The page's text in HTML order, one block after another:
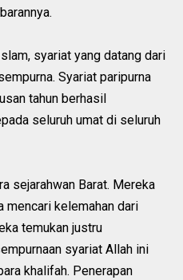
syariat yang datang dari
Syariat paripurna
tahun berhasil
seluruh umat di seluruh
sejarahwan Barat. Mereka
mencari kelemahan dari
temukan justru
syariat Allah ini
khalifah. Penerapan